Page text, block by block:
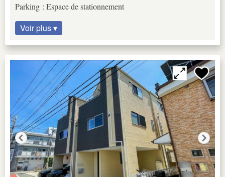
Parking : Espace de stationnement
Voir plus ▾